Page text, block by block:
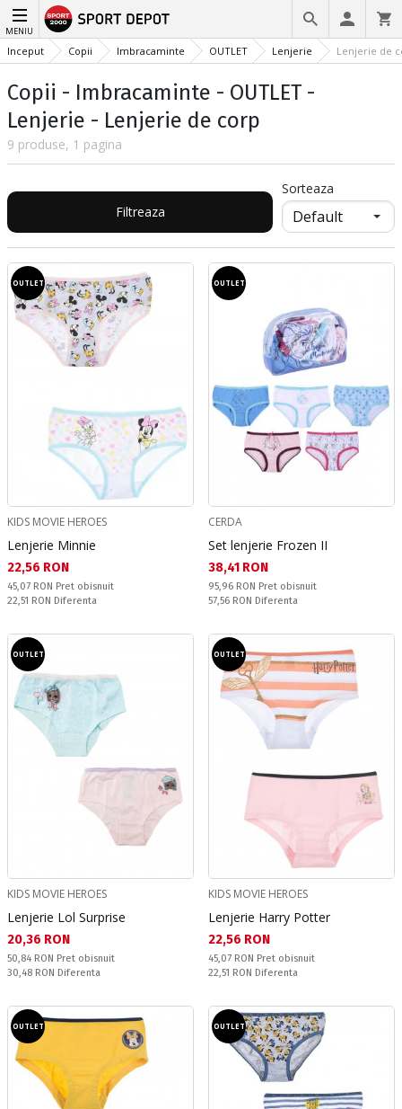
MENIU
Inceput Copii Imbracaminte OUTLET Lenjerie Lenjerie de
Copii - Imbracaminte - OUTLET -
Lenjerie - Lenjerie de corp
9 produse, 1 pagina
Filtreaza
Sorteaza
OUTLET
KIDS MOVIE HEROES
Lenjerie Minnie
Текуща цена:
22,56 RON
Pret obisnuit:
45,07 RON Pret obisnuit
Спестявате:
22,51 RON Diferenta
OUTLET
CERDA
Set lenjerie Frozen II
Текуща цена:
38,41 RON
Pret obisnuit:
95,96 RON Pret obisnuit
Спестявате:
57,56 RON Diferenta
OUTLET
KIDS MOVIE HEROES
Lenjerie Lol Surprise
Текуща цена:
20,36 RON
Pret obisnuit:
50,84 RON Pret obisnuit
Спестявате:
30,48 RON Diferenta
OUTLET
KIDS MOVIE HEROES
Lenjerie Harry Potter
Текуща цена:
22,56 RON
Pret obisnuit:
45,07 RON Pret obisnuit
Спестявате:
22,51 RON Diferenta
OUTLET OUTLET